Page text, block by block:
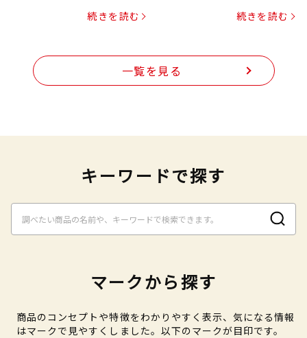
続きを読む 続きを読む
一覧を見る
キーワードで探す
マークから探す
商品のコンセプトや特徴をわかりやすく表示、気になる情報
はマークで見やすくしました。以下のマークが目印です。